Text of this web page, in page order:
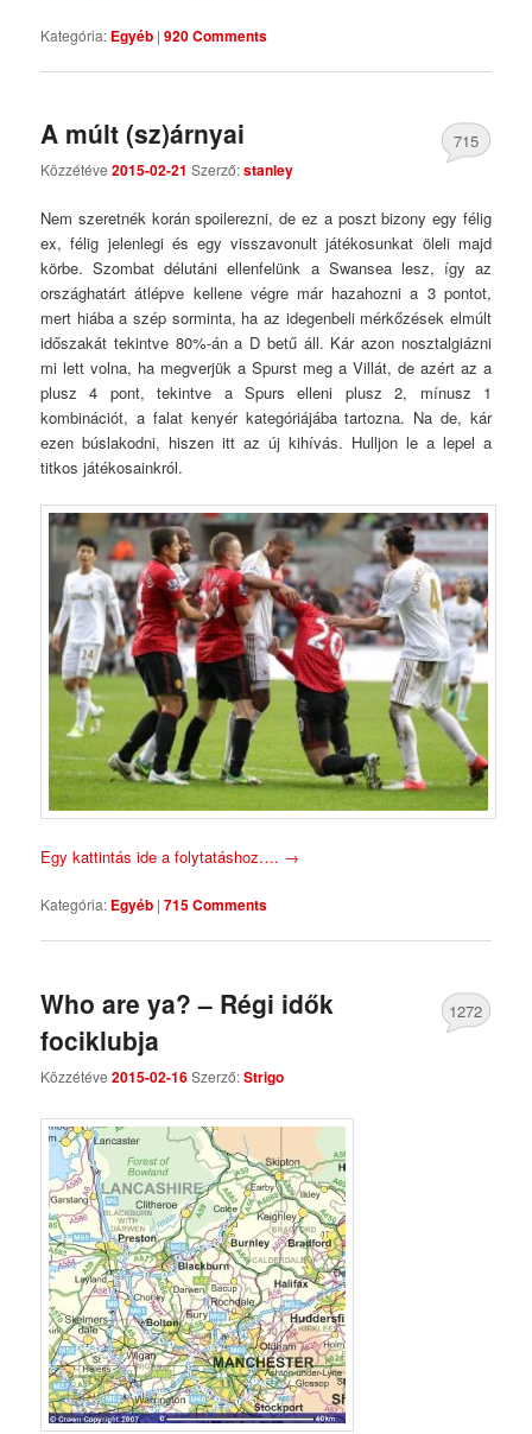
Kategória: Egyéb |920 Comments
A múlt (sz)árnyai
Közzétéve2015-02-21 Szerző:stanley
715
Nem szeretnék korán spoilerezni, de ez a poszt bizony egy félig
ex, félig jelenlegi és egy visszavonult játékosunkat öleli majd
körbe. Szombat délutáni ellenfelünk a Swansea lesz, így az
országhatárt átlépve kellene végre már hazahozni a 3 pontot,
mert hiába a szép sorminta, ha az idegenbeli mérkőzések elmúlt
időszakát tekintve 80%-án a D betű áll. Kár azon nosztalgiázni
mi lett volna, ha megverjük a Spurst meg a Villát, de azért az a
plusz 4 pont, tekintve a Spurs elleni plusz 2, mínusz 1
kombinációt, a falat kenyér kategóriájába tartozna. Na de, kár
ezen búslakodni, hiszen itt az új kihívás. Hulljon le a lepel a
titkos játékosainkról.
Egy kattintás ide a folytatáshoz…. →
Kategória: Egyéb |715 Comments
Who are ya? – Régi idők
fociklubja
Közzétéve2015-02-16Szerző:Strigo
1272